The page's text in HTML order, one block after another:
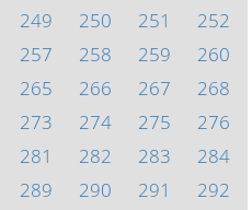
249 250 251
252
257 258 259
260
265 266 267
268
273 274 275
276
281 282 283
284
289 290 291
292